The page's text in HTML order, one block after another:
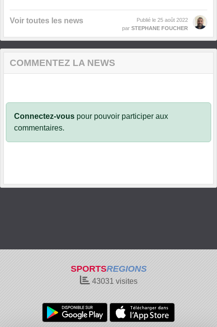
Voir toutes les news Publié le 25 août 2022
par STEPHANE FOUCHER
COMMENTEZ LA NEWS
Connectez-vous pour pouvoir participer aux
commentaires.
SPORTSREGIONS
43031 visites